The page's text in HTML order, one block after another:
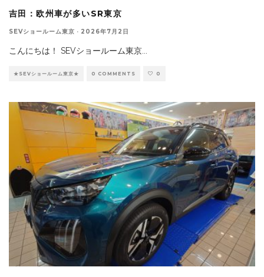
吉田：欧州車が多いSR東京
SEVショールーム東京 · 2026年7月2日
こんにちは！ SEVショールーム東京
★SEVショールーム東京★ 0 COMMENTS 0